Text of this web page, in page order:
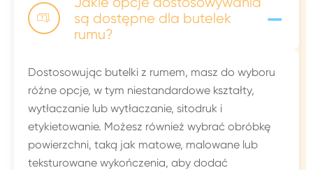

są dostępne dla butelek
rumu?
-
Dostosowując butelki z rumem, masz do wyboru
różne opcje, w tym niestandardowe kształty,
wytłaczanie lub wytłaczanie, sitodruk i
etykietowanie. Możesz również wybrać obróbkę
powierzchni, taką jak matowe, malowane lub
teksturowane wykończenia, aby dodać